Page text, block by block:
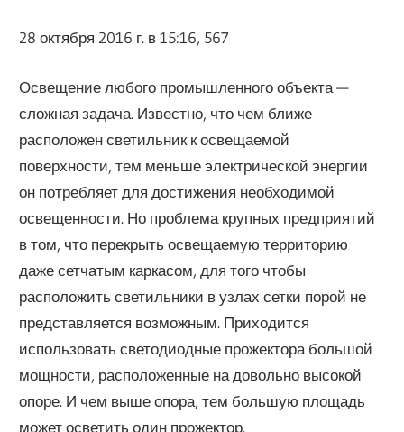
28 октября 2016 г. в 15:16, 567
Освещение любого промышленного объекта —
сложная задача. Известно, что чем ближе
расположен светильник к освещаемой
поверхности, тем меньше электрической энергии
он потребляет для достижения необходимой
освещенности. Но проблема крупных предприятий
в том, что перекрыть освещаемую территорию
даже сетчатым каркасом, для того чтобы
расположить светильники в узлах сетки порой не
представляется возможным. Приходится
использовать светодиодные прожектора большой
мощности, расположенные на довольно высокой
опоре. И чем выше опора, тем большую площадь
может осветить один прожектор.